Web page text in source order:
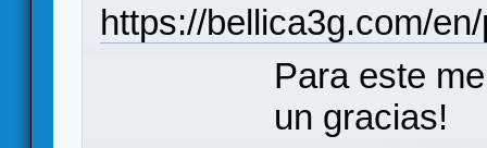
https://bellica3g.com/
Para este
un gracias!